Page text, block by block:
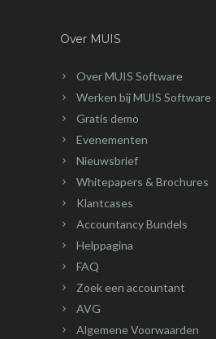
Over MUIS
Over MUIS Software
Werken bij MUIS Software
Gratis demo
Evenementen
Nieuwsbrief
Whitepapers & Brochures
Klantcases
Accountancy Bundels
Helppagina
FAQ
Zoek een accountant
AVG
Algemene Voorwaarden